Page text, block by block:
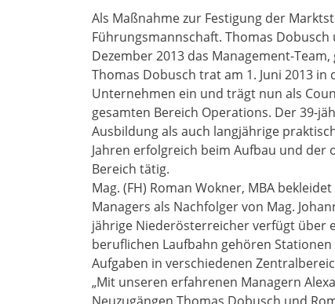
Als Maßnahme zur Festigung der
Führungsmannschaft. Thomas Dobusch
Dezember 2013 das Management-
Thomas Dobusch trat am 1. Juni 2013
Unternehmen ein und trägt nun als
gesamten Bereich Operations. Der 39-
Ausbildung als auch langjährige
Jahren erfolgreich beim Aufbau und der
Bereich tätig.
Mag. (FH) Roman Wokner, MBA
Managers als Nachfolger von Mag.
jährige Niederösterreicher verfügt über
beruflichen Laufbahn gehören
Aufgaben in verschiedenen
„Mit unseren erfahrenen Managern